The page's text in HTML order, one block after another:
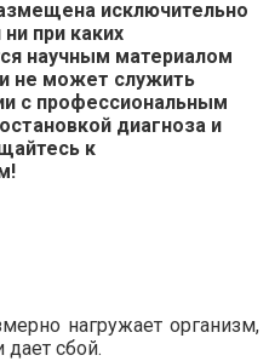
исключительно
при каких
научным материалом
не может служить
с профессиональным
диагноза и
к
нагружает организм,
сбой.